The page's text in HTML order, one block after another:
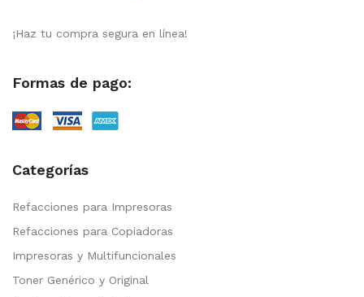
¡Haz tu compra segura en línea!
Formas de pago:
Categorías
Refacciones para Impresoras
Refacciones para Copiadoras
Impresoras y Multifuncionales
Toner Genérico y Original